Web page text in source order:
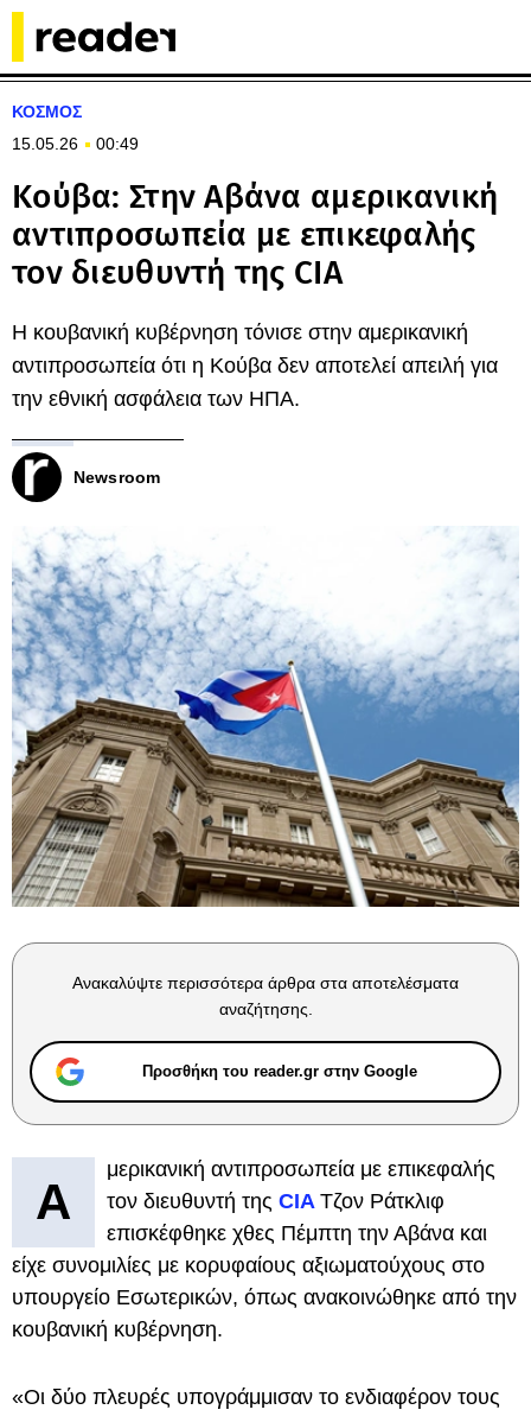
ΚΟΣΜΟΣ
15.05.26
00:49
Κούβα: Στην Αβάνα αμερικανική
αντιπροσωπεία με επικεφαλής
τον διευθυντή της CIA
Η κουβανική κυβέρνηση τόνισε στην αμερικανική
αντιπροσωπεία ότι η Κούβα δεν αποτελεί απειλή για
την εθνική ασφάλεια των ΗΠΑ.
Newsroom
Ανακαλύψτε περισσότερα άρθρα στα αποτελέσματα
αναζήτησης.
Προσθήκη του reader.gr στην Google
Α
μερικανική αντιπροσωπεία με επικεφαλής
τον διευθυντή της CIA Τζον Ράτκλιφ
επισκέφθηκε χθες Πέμπτη την Αβάνα και
είχε συνομιλίες με κορυφαίους αξιωματούχους στο
υπουργείο Εσωτερικών, όπως ανακοινώθηκε από την
κουβανική κυβέρνηση.
«Οι δύο πλευρές υπογράμμισαν το ενδιαφέρον τους